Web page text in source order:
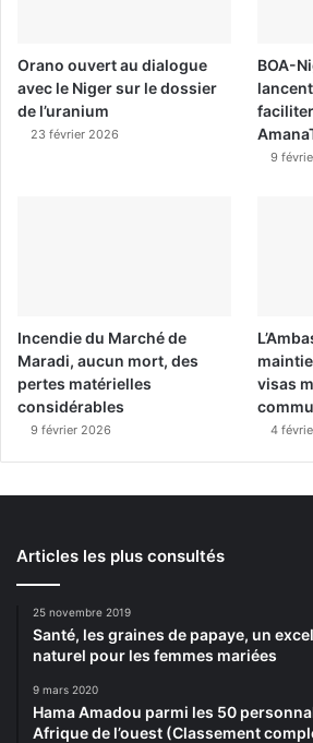
Orano ouvert au dialogue
avec le Niger sur le dossier
de l’uranium
23 février 2026
BOA-
9
Incendie du Marché de
Maradi, aucun mort, des
pertes matérielles
considérables
9 février 2026
visas
4
Articles les plus consultés
25 novembre 2019
Santé, les graines de papaye, un
naturel pour les femmes mariées
9 mars 2020
Hama Amadou parmi les 50
Afrique de l’ouest (Classement